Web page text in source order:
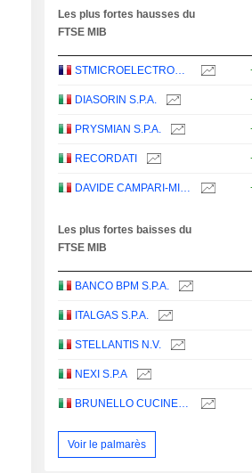
Les plus fortes hausses du
FTSE MIB
STMICROELECTRONICS N.V.
DIASORIN S.P.A.
PRYSMIAN S.P.A.
RECORDATI
DAVIDE CAMPARI-MILANO N.V.
Les plus fortes baisses du
FTSE MIB
BANCO BPM S.P.A.
ITALGAS S.P.A.
STELLANTIS N.V.
NEXI S.P.A
BRUNELLO CUCINELLI S.P.A.
Voir le palmarès